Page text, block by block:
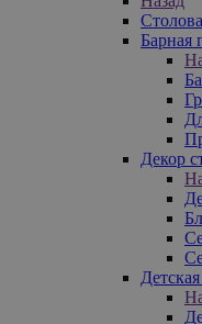
Барная
Декор